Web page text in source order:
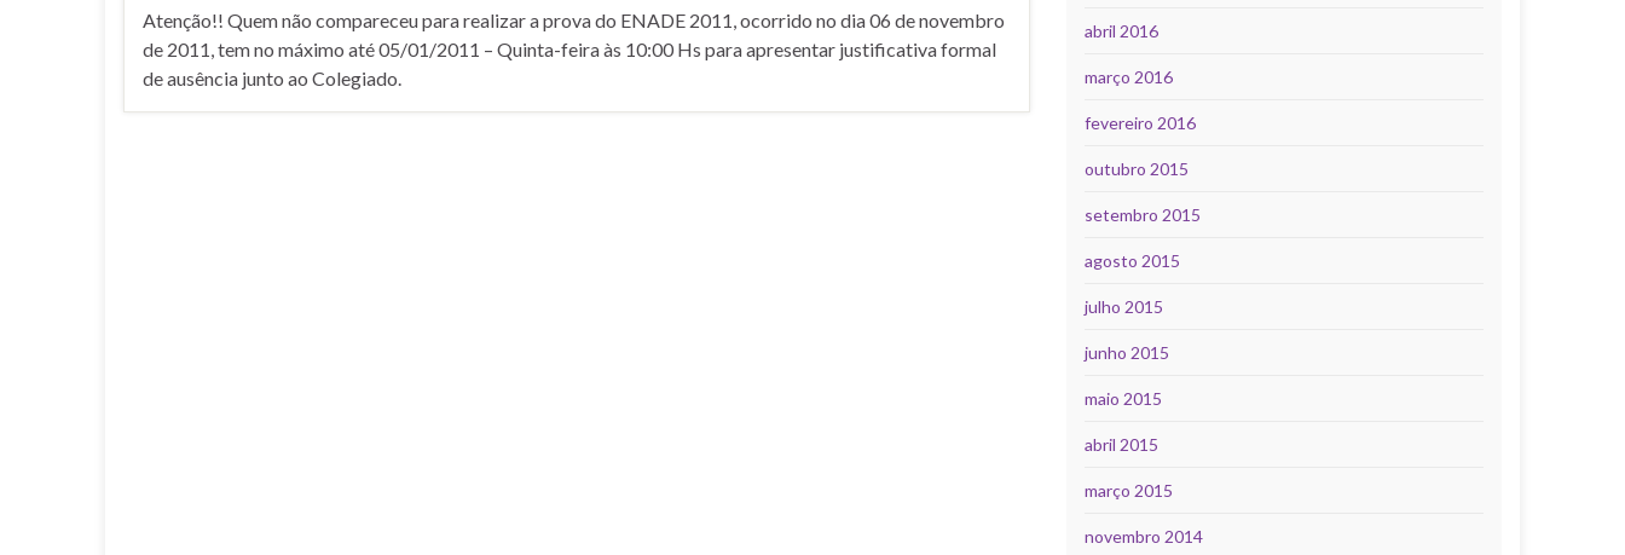
Atenção!! Quem não compareceu para realizar a prova do ENADE 2011, ocorrido no dia 06 de novembro
de 2011, tem no máximo até 05/01/2011 – Quinta-feira às 10:00 Hs para apresentar justificativa formal
de ausência junto ao Colegiado.
abril 2016
março 2016
fevereiro 2016
outubro 2015
setembro 2015
agosto 2015
julho 2015
junho 2015
maio 2015
abril 2015
março 2015
novembro 2014